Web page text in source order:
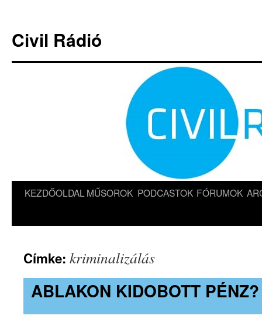
tartalomba
Civil Rádió
KEZDŐOLDAL MŰSOROK PODCASTOK FÓRUMOK
Címke: kriminalizálás
ABLAKON KIDOBOTT PÉNZ?